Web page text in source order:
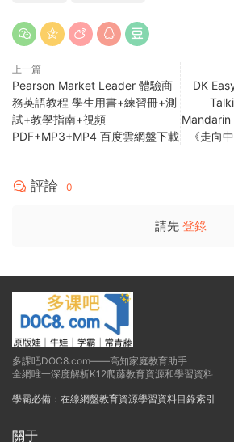
上一篇
Pearson Market Leader 體驗商
務英語教程 學生用書+練習冊+測
試+教學指南+視頻
PDF+MP3+MP4 百度雲網盤下載
DK
《走向
評論 0
請先 登錄
多課吧DOC8.com——高知家庭教育助手
全網唯一深度解析K12爬藤教育資源和學習資料
學霸必備：在線網盤教育資源學習資料目錄索引
關于